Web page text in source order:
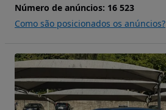
Número de anúncios: 16 523
Como são posicionados os anúncios?